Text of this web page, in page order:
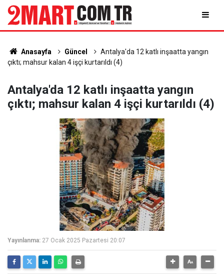
Anasayfa Güncel
Antalya'da 12 katlı inşaatta yangın
çıktı; mahsur kalan 4 işçi kurtarıldı (4)
Antalya'da 12 katlı inşaatta yangın
çıktı; mahsur kalan 4 işçi kurtarıldı (4)
Yayınlanma: 27 Ocak 2025 Pazartesi 20:07